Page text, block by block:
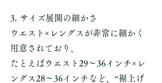
3. サイズ展開の細かさ
ウエスト×レングスが非常に細かく
用意されており、
たとえばウエスト29〜36インチ×レ
ングス28〜36インチなど、“裾上げ